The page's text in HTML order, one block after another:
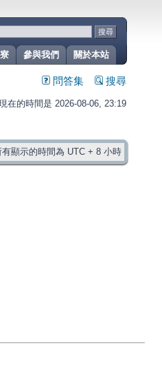
關於本站
參與我們
問答集 搜尋
在的時間是 2026-08-06, 23:19
有顯示的時間為 UTC + 8 小時